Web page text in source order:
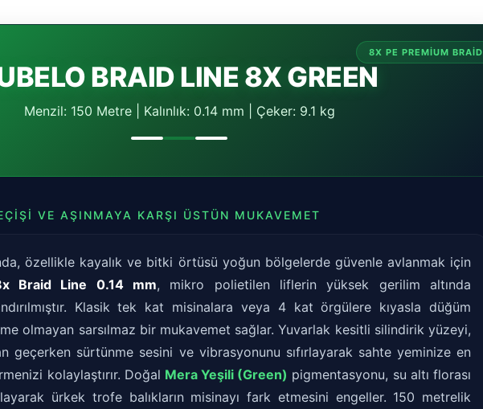
8X PE PREMIUM BRAID
BRAID LINE 8X GREEN
Menzil: 150 Metre | Kalınlık: 0.14 mm | Çeker: 9.1 kg
VE AŞINMAYA KARŞI ÜSTÜN MUKAVEMET
özellikle kayalık ve bitki örtüsü yoğun bölgelerde güvenle avlanmak için
Braid Line 0.14 mm, mikro polietilen liflerin yüksek gerilim altında
Klasik tek kat misinalara veya 4 kat örgülere kıyasla düğüm
olmayan sarsılmaz bir mukavemet sağlar. Yuvarlak kesitli silindirik yüzeyi,
geçerken sürtünme sesini ve vibrasyonunu sıfırlayarak sahte yeminize en
kolaylaştırır. Doğal Mera Yeşili (Green) pigmentasyonu, su altı florası
ürkek trofe balıkların misinayı fark etmesini engeller. 150 metrelik